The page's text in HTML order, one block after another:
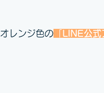
オレンジ色の LINE公